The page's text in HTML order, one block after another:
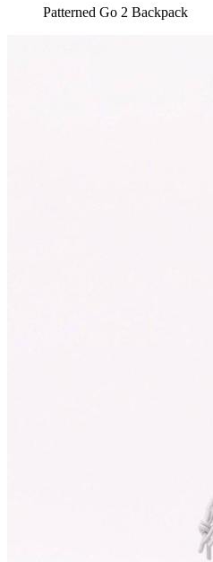
Patterned Go 2 Backpack